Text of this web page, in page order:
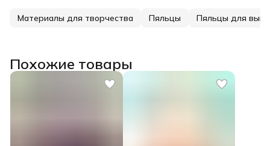
Материалы для творчества Пяльцы Пяльцы для
Похожие товары